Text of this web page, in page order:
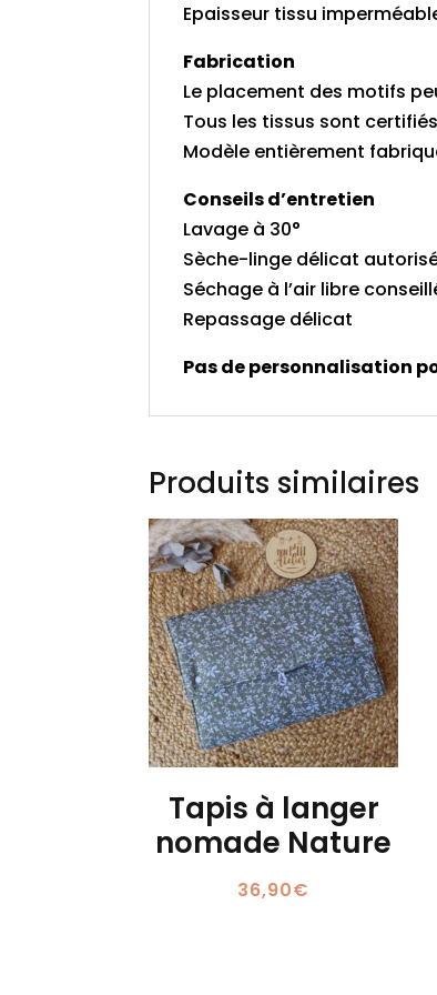
Epaisseur tissu
Fabrication
Le placement des motifs
Tous les tissus sont
Modèle entièrement
Conseils d’entretien
Lavage à 30°
Sèche-linge délicat
Séchage à l’air libre
Repassage délicat
Pas de personnalisation
Produits similaires
Tapis à langer
nomade Nature
36,90€